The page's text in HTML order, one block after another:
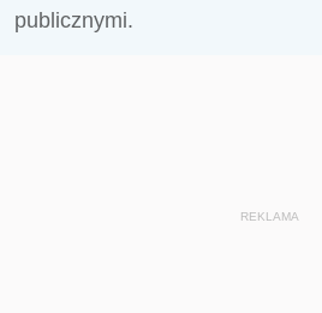
publicznymi.
REKLAMA